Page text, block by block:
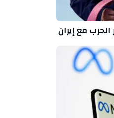
مع إيران